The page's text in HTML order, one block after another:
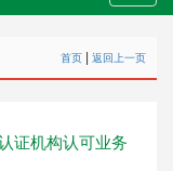
首页 返回上一页
证机构认可业务